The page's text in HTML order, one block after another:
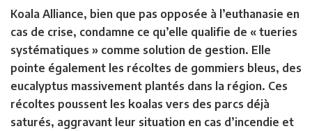
Koala Alliance, bien que pas opposée à l’euthanasie en
cas de crise, condamne ce qu’elle qualifie de « tueries
systématiques » comme solution de gestion. Elle
pointe également les récoltes de gommiers bleus, des
eucalyptus massivement plantés dans la région. Ces
récoltes poussent les koalas vers des parcs déjà
saturés, aggravant leur situation en cas d’incendie et